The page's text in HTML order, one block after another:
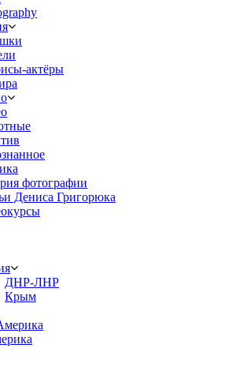
актёры
фотографии
Дениса Григорюка
ДНР-ЛНР
Крым